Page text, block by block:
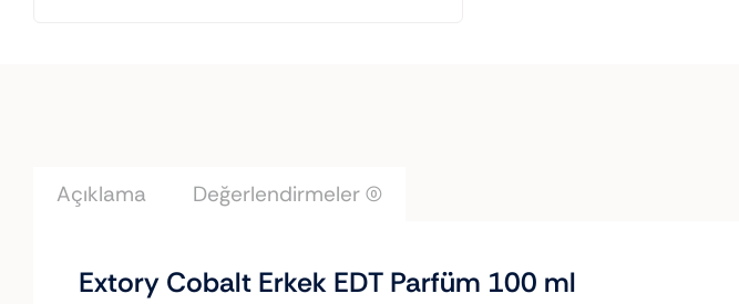
Açıklama Değerlendirmeler (0)
Extory Cobalt Erkek EDT Parfüm 100 ml